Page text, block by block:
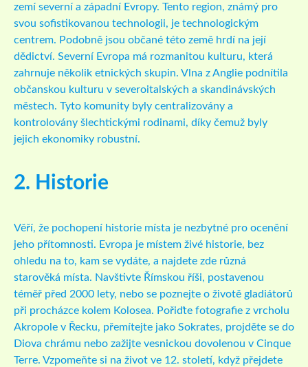
zemí severní a západní Evropy. Tento region, známý pro
svou sofistikovanou technologii, je technologickým
centrem. Podobně jsou občané této země hrdí na její
dědictví. Severní Evropa má rozmanitou kulturu, která
zahrnuje několik etnických skupin. Vlna z Anglie podnítila
občanskou kulturu v severoitalských a skandinávských
městech. Tyto komunity byly centralizovány a
kontrolovány šlechtickými rodinami, díky čemuž byly
jejich ekonomiky robustní.
2. Historie
Věří, že pochopení historie místa je nezbytné pro ocenění
jeho přítomnosti. Evropa je místem živé historie, bez
ohledu na to, kam se vydáte, a najdete zde různá
starověká místa. Navštivte Římskou říši, postavenou
téměř před 2000 lety, nebo se poznejte o životě gladiátorů
při procházce kolem Kolosea. Pořiďte fotografie z vrcholu
Akropole v Řecku, přemítejte jako Sokrates, projděte se do
Diova chrámu nebo zažijte vesnickou dovolenou v Cinque
Terre. Vzpomeňte si na život ve 12. století, když přejdete